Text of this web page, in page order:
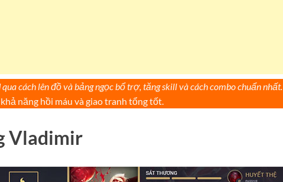
qua cách lên đồ và bảng ngọc bổ trợ, tăng skill và cách combo chuẩn nhất.
năng hồi máu và giao tranh tổng tốt.
Vladimir